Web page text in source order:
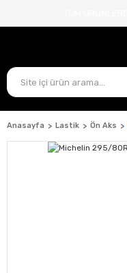
Anasayfa Lastik Ön Aks